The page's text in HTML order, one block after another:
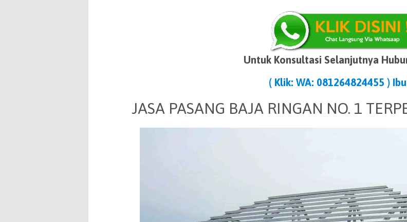
Untuk Konsultasi Selanjutnya
( Klik: WA: 081264824455 )
JASA PASANG BAJA RINGAN NO. 1